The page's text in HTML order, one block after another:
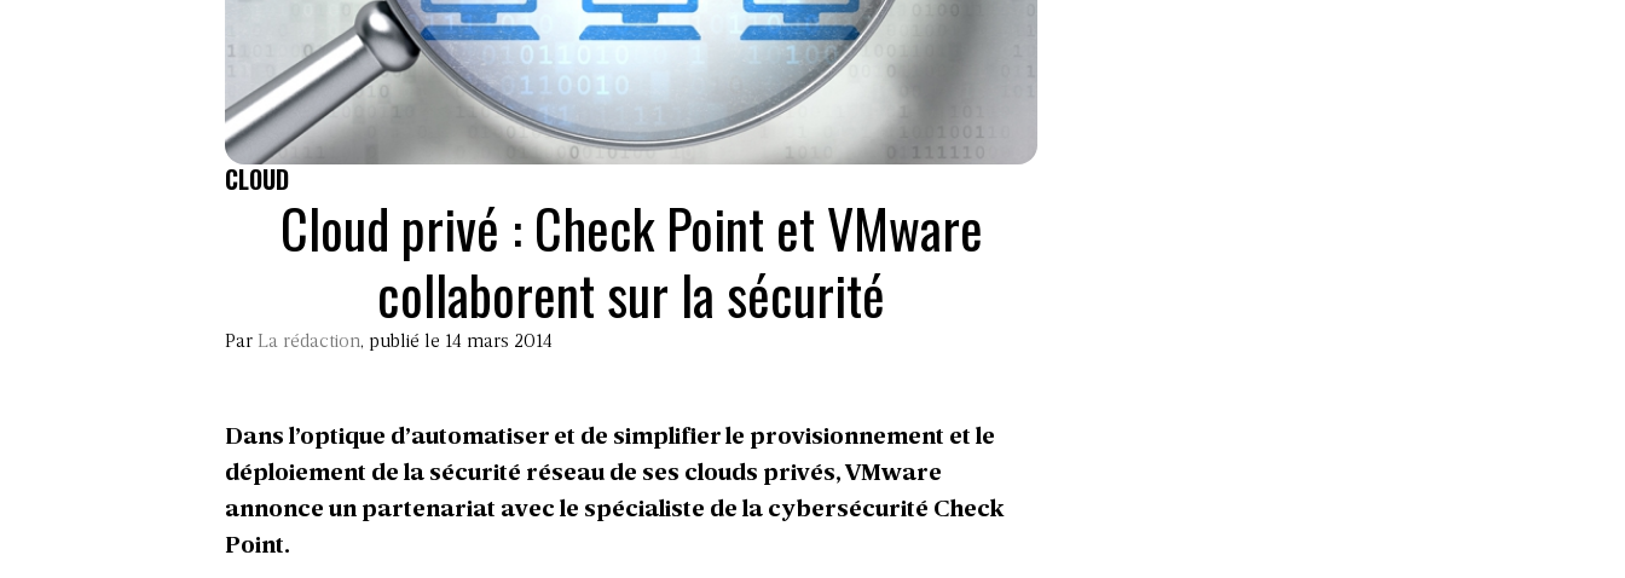
CLOUD
Cloud privé : Check Point et VMware
collaborent sur la sécurité
Par La rédaction, publié le 14 mars 2014
Dans l’optique d’automatiser et de simplifier le provisionnement et le
déploiement de la sécurité réseau de ses clouds privés, VMware
annonce un partenariat avec le spécialiste de la cybersécurité Check
Point.